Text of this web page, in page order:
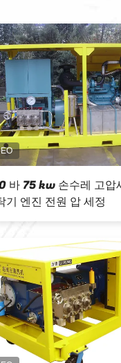
제트 청
산업용
파이프